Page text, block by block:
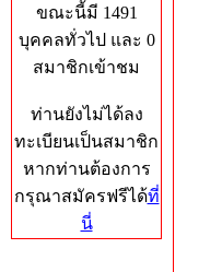
ขณะนี้มี 1491
บุคคลทั่วไป และ 0
สมาชิกเข้าชม
ท่านยังไม่ได้ลง
ทะเบียนเป็นสมาชิก
หากท่านต้องการ
กรุณาสมัครฟรีได้ที่
นี่